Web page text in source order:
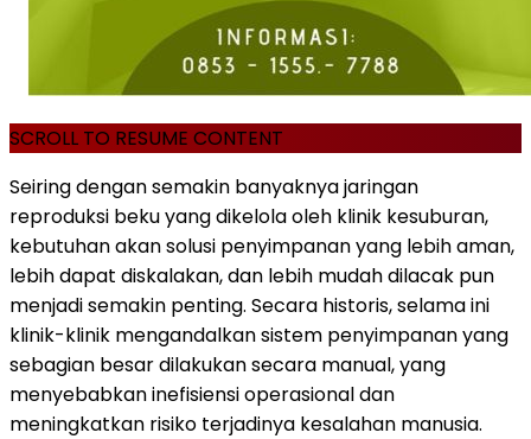
SCROLL TO RESUME CONTENT
Seiring dengan semakin banyaknya jaringan
reproduksi beku yang dikelola oleh klinik kesuburan,
kebutuhan akan solusi penyimpanan yang lebih aman,
lebih dapat diskalakan, dan lebih mudah dilacak pun
menjadi semakin penting. Secara historis, selama ini
klinik-klinik mengandalkan sistem penyimpanan yang
sebagian besar dilakukan secara manual, yang
menyebabkan inefisiensi operasional dan
meningkatkan risiko terjadinya kesalahan manusia.